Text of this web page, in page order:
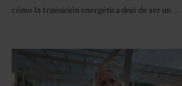
cómo la transición energética dejó de ser un …